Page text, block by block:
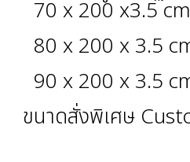
70 x 200 x3.5
80 x 200 x 3.5
90 x 200 x 3.5
ขนาดสั่งพิเศษ